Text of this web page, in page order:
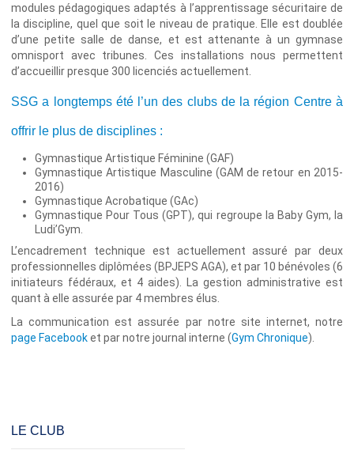
modules pédagogiques adaptés à l’apprentissage sécuritaire de
la discipline, quel que soit le niveau de pratique. Elle est doublée
d’une petite salle de danse, et est attenante à un gymnase
omnisport avec tribunes. Ces installations nous permettent
d’accueillir presque 300 licenciés actuellement.
SSG a longtemps été l’un des clubs de la région Centre à
offrir le plus de disciplines :
Gymnastique Artistique Féminine (GAF)
Gymnastique Artistique Masculine (GAM de retour en 2015-
2016)
Gymnastique Acrobatique (GAc)
Gymnastique Pour Tous (GPT), qui regroupe la Baby Gym, la
Ludi’Gym.
L’encadrement technique est actuellement assuré par deux
professionnelles diplômées (BPJEPS AGA), et par 10 bénévoles (6
initiateurs fédéraux, et 4 aides). La gestion administrative est
quant à elle assurée par 4 membres élus.
La communication est assurée par notre site internet, notre
page Facebooket par notre journal interne (Gym Chronique).
LE CLUB